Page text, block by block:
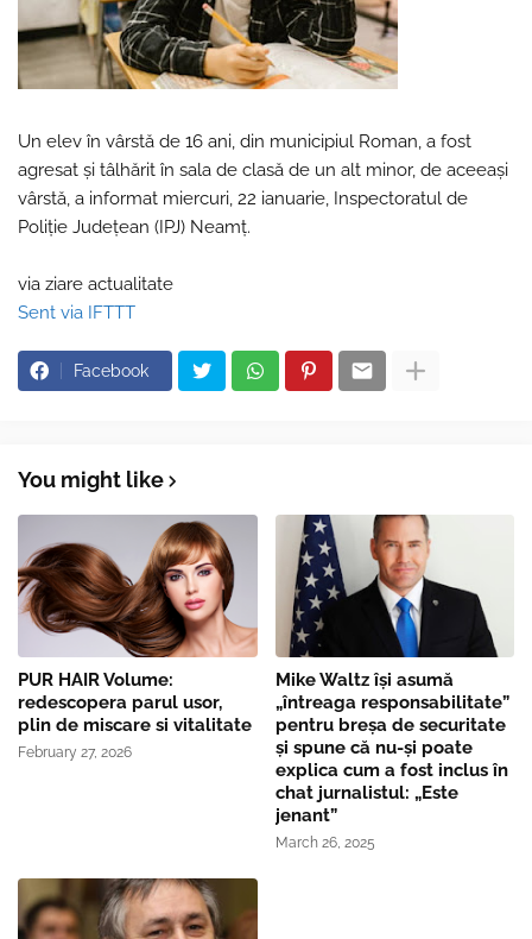
Un elev în vârstă de 16 ani, din municipiul Roman, a fost
agresat şi tâlhărit în sala de clasă de un alt minor, de aceeaşi
vârstă, a informat miercuri, 22 ianuarie, Inspectoratul de
Poliţie Judeţean (IPJ) Neamţ.
via ziare actualitate
Sent via IFTTT
Facebook
You might like
PUR HAIR Volume:
redescopera parul usor,
plin de miscare si vitalitate
February 27, 2026
Mike Waltz îşi asumă
„întreaga responsabilitate”
pentru breşa de securitate
și spune că nu-și poate
explica cum a fost inclus în
chat jurnalistul: „Este
jenant”
March 26, 2025